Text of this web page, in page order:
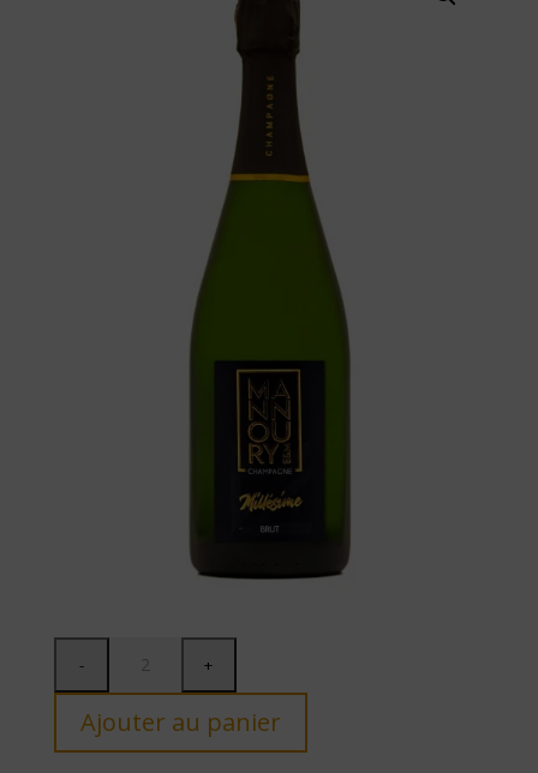
Ajouter au panier